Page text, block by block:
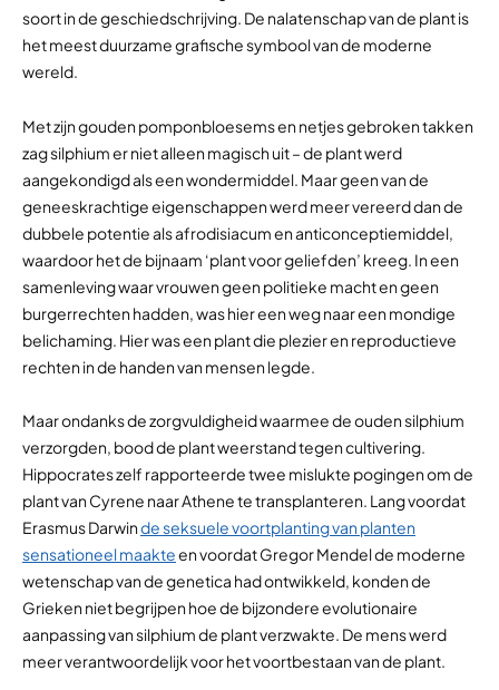
soort in de geschiedschrijving. De nalatenschap van de plant is
het meest duurzame grafische symbool van de moderne
wereld.
Met zijn gouden pomponbloesems en netjes gebroken takken
zag silphium er niet alleen magisch uit – de plant werd
aangekondigd als een wondermiddel. Maar geen van de
geneeskrachtige eigenschappen werd meer vereerd dan de
dubbele potentie als afrodisiacum en anticonceptiemiddel,
waardoor het de bijnaam ‘plant voor geliefden’ kreeg. In een
samenleving waar vrouwen geen politieke macht en geen
burgerrechten hadden, was hier een weg naar een mondige
belichaming. Hier was een plant die plezier en reproductieve
rechten in de handen van mensen legde.
Maar ondanks de zorgvuldigheid waarmee de ouden silphium
verzorgden, bood de plant weerstand tegen cultivering.
Hippocrates zelf rapporteerde twee mislukte pogingen om de
plant van Cyrene naar Athene te transplanteren. Lang voordat
Erasmus Darwinde seksuele voortplanting van planten
sensationeel maakteen voordat Gregor Mendel de moderne
wetenschap van de genetica had ontwikkeld, konden de
Grieken niet begrijpen hoe de bijzondere evolutionaire
aanpassing van silphium de plant verzwakte. De mens werd
meer verantwoordelijk voor het voortbestaan van de plant.